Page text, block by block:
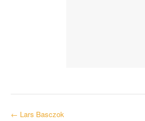
Post
← Lars Basczok